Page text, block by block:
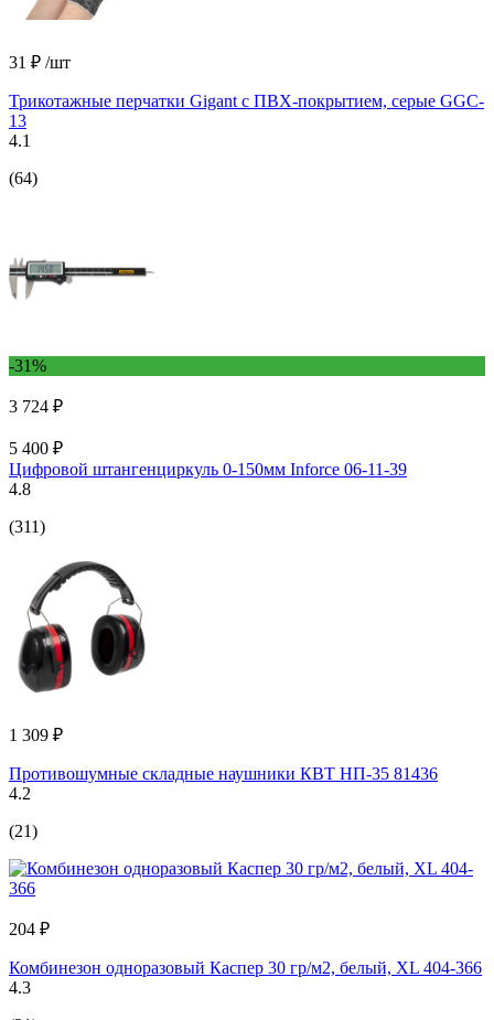
31 ₽ /шт
Трикотажные перчатки Gigant с ПВХ-покрытием, серые GGC-
13
4.1
(64)
-31%
3 724 ₽
5 400 ₽
Цифровой штангенциркуль 0-150мм Inforce 06-11-39
4.8
(311)
1 309 ₽
Противошумные складные наушники КВТ НП-35 81436
4.2
(21)
204 ₽
Комбинезон одноразовый Каспер 30 гр/м2, белый, XL 404-366
4.3